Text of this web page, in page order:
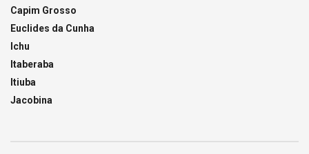
Capim Grosso
Euclides da Cunha
Ichu
Itaberaba
Itiuba
Jacobina